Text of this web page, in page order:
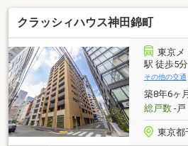
クラッシィハウス神田錦町
東京メ
駅 徒歩5分
その他の交通
築8年6ヶ
総戸数-戸
東京都